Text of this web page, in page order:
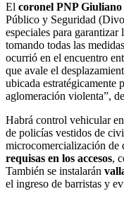
El coronel PNP
Público y Seguridad
especiales para
tomando todas las
ocurrió en el encuentro
que avale el
ubicada estratégicamente
aglomeración violenta”,
Habrá control vehicular
de policías vestidos de
microcomercialización de
requisas en los accesos,
También se instalarán
el ingreso de barristas y